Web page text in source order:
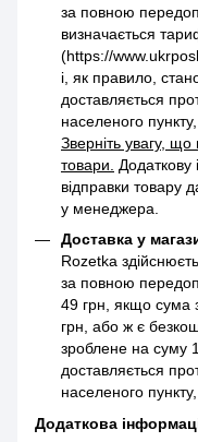
за повною
визначається
(https://
і, як правило,
доставляється
населеного
Зверніть увагу,
товари.
відправки товару
у менеджера.
Доставка у
Rozetka
за повною
49 грн, якщо сума
грн, або ж є
зроблене на суму
доставляється
населеного
Додаткова